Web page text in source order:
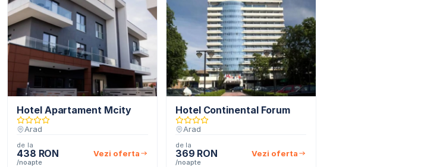
Hotel Apartament Mcity
Arad
de la
438 RON
/noapte
Vezi oferta
Hotel Continental Forum
Arad
de la
369 RON
/noapte
Vezi oferta